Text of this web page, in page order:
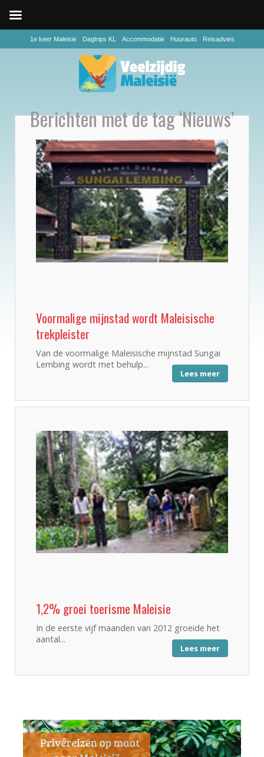
1e keer Maleisie Dagtrips KL Accommodatie Huurauto Reisadvies
Berichten met de tag ‘Nieuws’
Voormalige mijnstad wordt Maleisische
trekpleister
Van de voormalige Maleisische mijnstad Sungai
Lembing wordt met behulp...
Lees meer
1,2% groei toerisme Maleisie
In de eerste vijf maanden van 2012 groeide het
aantal...
Lees meer